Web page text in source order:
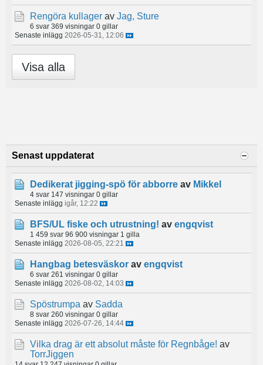
Rengöra kullager av Jag, Sture
6 svar 369 visningar 0 gillar
Senaste inlägg 2026-05-31, 12:06
Visa alla
Senast uppdaterat
Dedikerat jigging-spö för abborre av Mikkel
4 svar 147 visningar 0 gillar
Senaste inlägg igår, 12:22
BFS/UL fiske och utrustning! av engqvist
1 459 svar 96 900 visningar 1 gilla
Senaste inlägg 2026-08-05, 22:21
Hangbag betesväskor av engqvist
6 svar 261 visningar 0 gillar
Senaste inlägg 2026-08-02, 14:03
Spöstrumpa av Sadda
8 svar 260 visningar 0 gillar
Senaste inlägg 2026-07-26, 14:44
Vilka drag är ett absolut måste för Regnbåge! av
TorrJiggen